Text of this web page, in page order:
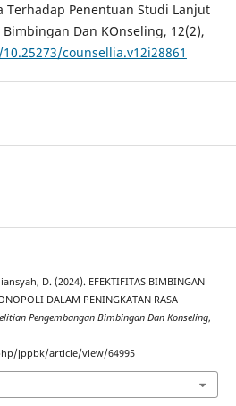
Terhadap Penentuan Studi Lanjut
Dan KOnseling, 12(2),
counsellia.v12i28861
D. (2024). EFEKTIFITAS BIMBINGAN
DALAM PENINGKATAN RASA
Pengembangan Bimbingan Dan Konseling,
jppbk/article/view/64995